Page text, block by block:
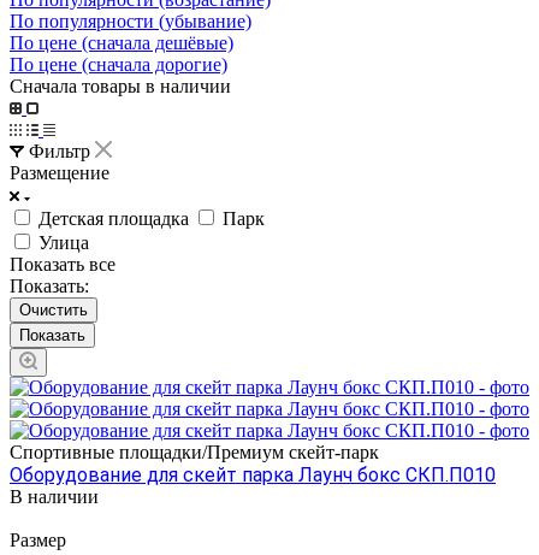
По популярности (убывание)
По цене (сначала дешёвые)
По цене (сначала дорогие)
Сначала товары в наличии
Фильтр
Размещение
Детская площадка
Парк
Улица
Показать все
Показать:
Очистить
Спортивные площадки/Премиум скейт-парк
Оборудование для скейт парка Лаунч бокс СКП.П010
В наличии
Размер